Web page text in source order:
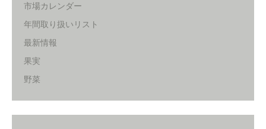
市場カレンダー
年間取り扱いリスト
最新情報
果実
野菜